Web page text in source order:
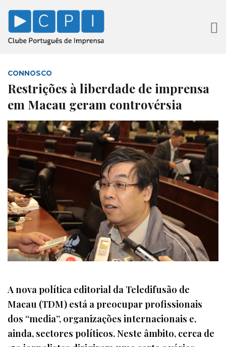
CONNOSCO
Restrições à liberdade de imprensa
em Macau geram controvérsia
A nova política editorial da Teledifusão de
Macau (TDM) está a preocupar profissionais
dos “media”, organizações internacionais e,
ainda, sectores políticos. Neste âmbito, cerca de